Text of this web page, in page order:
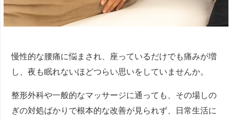
慢性的な腰痛に悩まされ、座っているだけでも痛みが増
し、夜も眠れないほどつらい思いをしていませんか。
整形外科や一般的なマッサージに通っても、その場しの
ぎの対処ばかりで根本的な改善が見られず、日常生活に